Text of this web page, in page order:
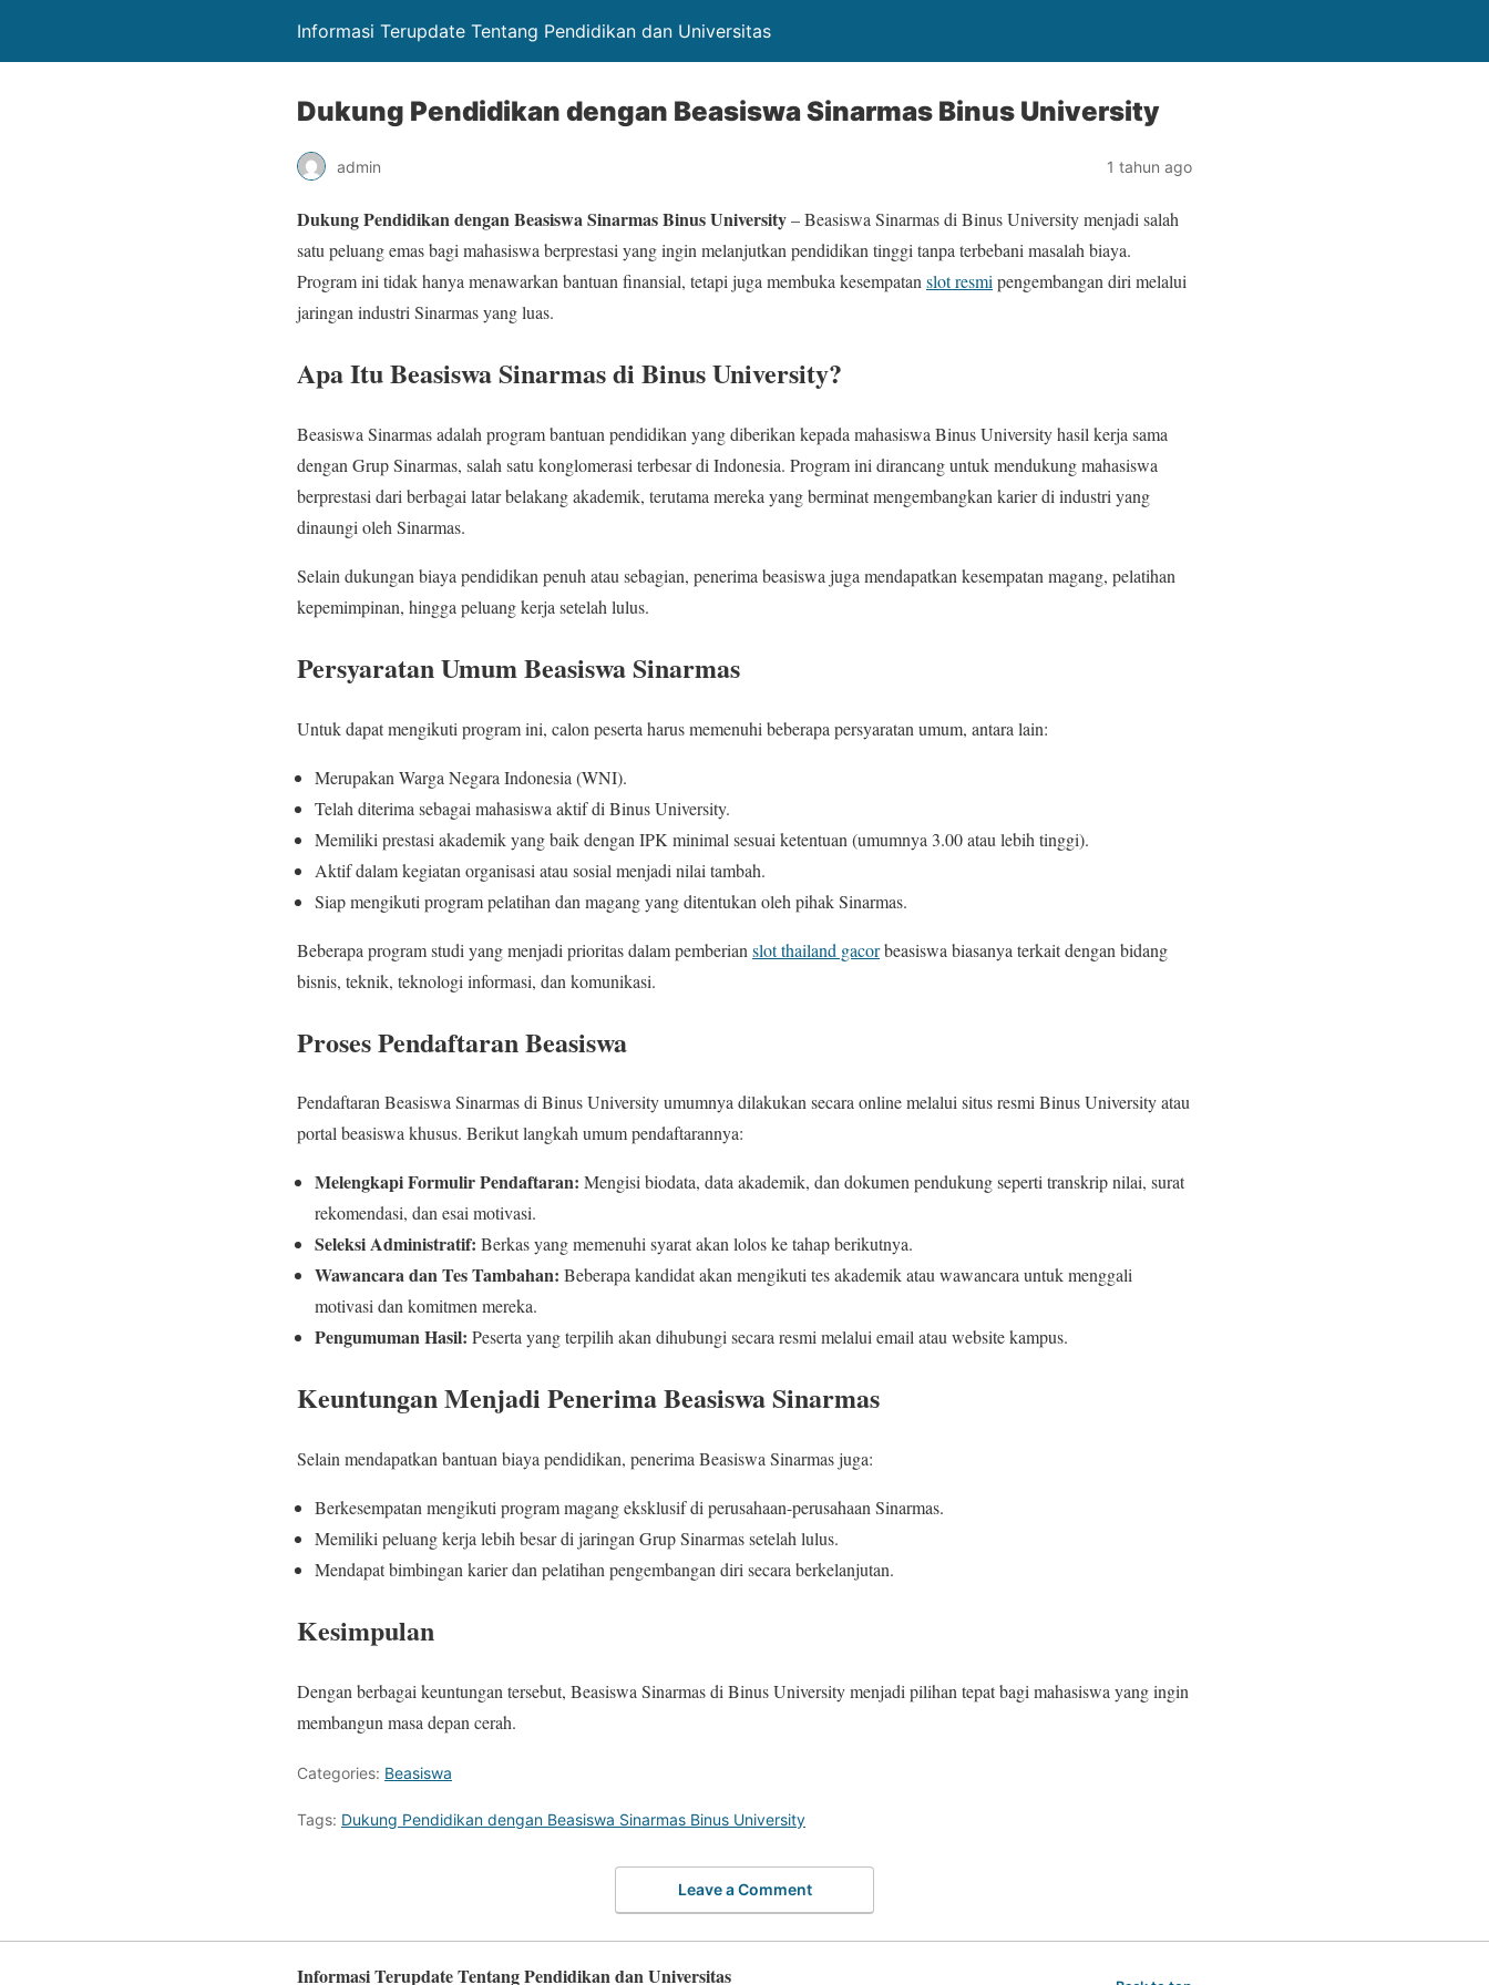
Informasi Terupdate Tentang Pendidikan dan Universitas
Dukung Pendidikan dengan Beasiswa Sinarmas Binus University
admin 1 tahun ago
Dukung Pendidikan dengan Beasiswa Sinarmas Binus University– Beasiswa Sinarmas di Binus University menjadi salah
satu peluang emas bagi mahasiswa berprestasi yang ingin melanjutkan pendidikan tinggi tanpa terbebani masalah biaya.
Program ini tidak hanya menawarkan bantuan finansial, tetapi juga membuka kesempatan slot resmi pengembangan diri melalui
jaringan industri Sinarmas yang luas.
Apa Itu Beasiswa Sinarmas di Binus University?
Beasiswa Sinarmas adalah program bantuan pendidikan yang diberikan kepada mahasiswa Binus University hasil kerja sama
dengan Grup Sinarmas, salah satu konglomerasi terbesar di Indonesia. Program ini dirancang untuk mendukung mahasiswa
berprestasi dari berbagai latar belakang akademik, terutama mereka yang berminat mengembangkan karier di industri yang
dinaungi oleh Sinarmas.
Selain dukungan biaya pendidikan penuh atau sebagian, penerima beasiswa juga mendapatkan kesempatan magang, pelatihan
kepemimpinan, hingga peluang kerja setelah lulus.
Persyaratan Umum Beasiswa Sinarmas
Untuk dapat mengikuti program ini, calon peserta harus memenuhi beberapa persyaratan umum, antara lain:
Merupakan Warga Negara Indonesia (WNI).
Telah diterima sebagai mahasiswa aktif di Binus University.
Memiliki prestasi akademik yang baik dengan IPK minimal sesuai ketentuan (umumnya 3.00 atau lebih tinggi).
Aktif dalam kegiatan organisasi atau sosial menjadi nilai tambah.
Siap mengikuti program pelatihan dan magang yang ditentukan oleh pihak Sinarmas.
Beberapa program studi yang menjadi prioritas dalam pemberian slot thailand gacorbeasiswa biasanya terkait dengan bidang
bisnis, teknik, teknologi informasi, dan komunikasi.
Proses Pendaftaran Beasiswa
Pendaftaran Beasiswa Sinarmas di Binus University umumnya dilakukan secara online melalui situs resmi Binus University atau
portal beasiswa khusus. Berikut langkah umum pendaftarannya:
Melengkapi Formulir Pendaftaran: Mengisi biodata, data akademik, dan dokumen pendukung seperti transkrip nilai, surat
rekomendasi, dan esai motivasi.
Seleksi Administratif: Berkas yang memenuhi syarat akan lolos ke tahap berikutnya.
Wawancara dan Tes Tambahan: Beberapa kandidat akan mengikuti tes akademik atau wawancara untuk menggali
motivasi dan komitmen mereka.
Pengumuman Hasil: Peserta yang terpilih akan dihubungi secara resmi melalui email atau website kampus.
Keuntungan Menjadi Penerima Beasiswa Sinarmas
Selain mendapatkan bantuan biaya pendidikan, penerima Beasiswa Sinarmas juga:
Berkesempatan mengikuti program magang eksklusif di perusahaan-perusahaan Sinarmas.
Memiliki peluang kerja lebih besar di jaringan Grup Sinarmas setelah lulus.
Mendapat bimbingan karier dan pelatihan pengembangan diri secara berkelanjutan.
Kesimpulan
Dengan berbagai keuntungan tersebut, Beasiswa Sinarmas di Binus University menjadi pilihan tepat bagi mahasiswa yang ingin
membangun masa depan cerah.
Categories: Beasiswa
Tags: Dukung Pendidikan dengan Beasiswa Sinarmas Binus University
Leave a Comment
Informasi Terupdate Tentang Pendidikan dan Universitas